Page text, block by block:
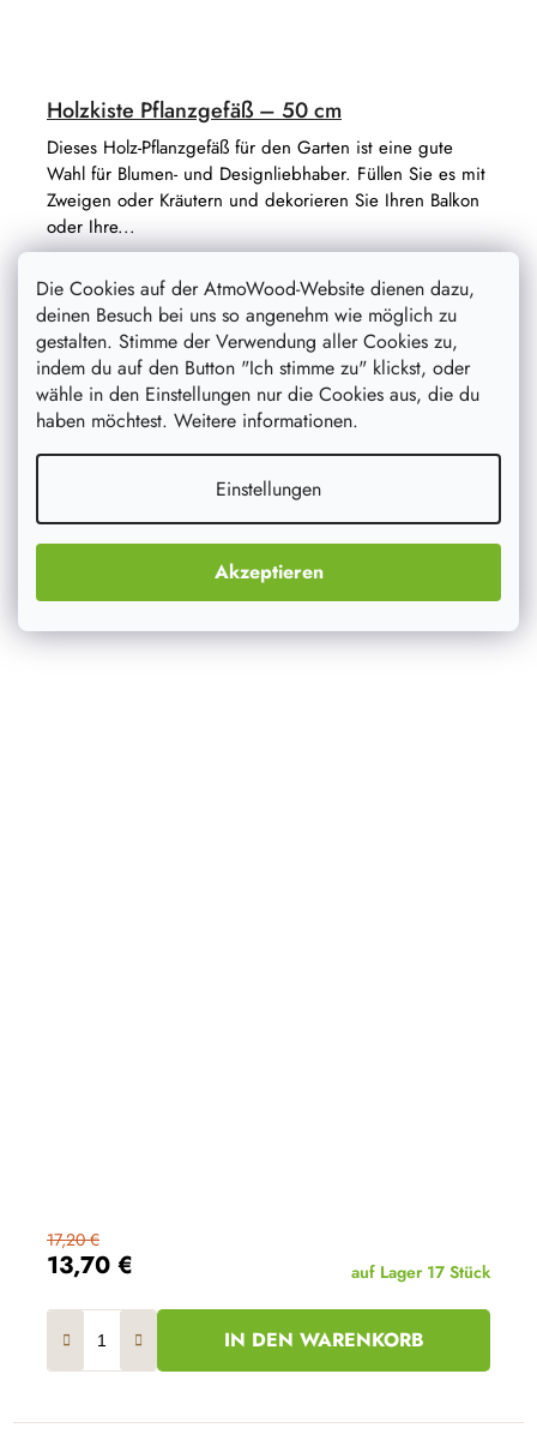
Die Cookies auf der AtmoWood-Website dienen dazu,
deinen Besuch bei uns so angenehm wie möglich zu
gestalten. Stimme der Verwendung aller Cookies zu,
indem du auf den Button "Ich stimme zu" klickst, oder
wähle in den Einstellungen nur die Cookies aus, die du
haben möchtest. Weitere informationen.
Einstellungen
Akzeptieren
Holzkiste Pflanzgefäß – 50 cm
13,70 €
17,20 €
auf Lager 17 Stück
IN DEN WARENKORB
Dieses Holz-Pflanzgefäß für den Garten ist eine gute
Wahl für Blumen- und Designliebhaber. Füllen Sie es mit
Zweigen oder Kräutern und dekorieren Sie Ihren Balkon
oder Ihre...